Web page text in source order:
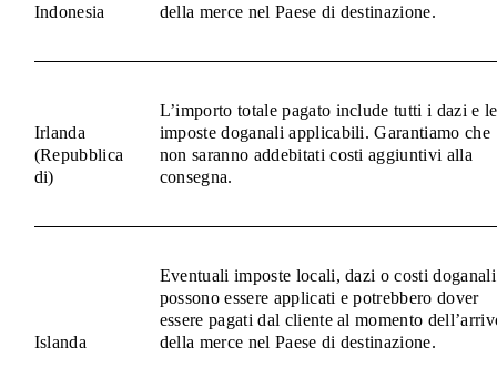
Indonesia
della merce nel Paese di destinazione.
Irlanda
(Repubblica
di)
L’importo totale pagato include tutti i dazi e le
imposte doganali applicabili. Garantiamo che
non saranno addebitati costi aggiuntivi alla
consegna.
Islanda
Eventuali imposte locali, dazi o costi doganali
possono essere applicati e potrebbero dover
essere pagati dal cliente al momento
della merce nel Paese di destinazione.